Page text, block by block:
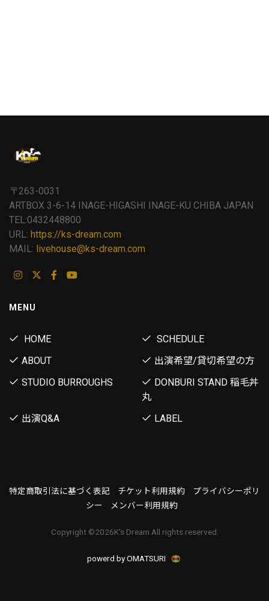
〒263-0031
ARTBOX 3-6-14 INAGE-HIGASHI INAGE-KU CHIBA JAPAN
TEL:0432448800
URL: https://ks-dream.com
MAIL: livehouse@ks-dream.com
MENU
HOME
SCHEDULE
ABOUT
出演希望/貸切希望の方
STUDIO BURROUGHS
DONBURI STAND 稲毛丼
丸
出演Q&A
LABEL
特定商取引法に基づく表記 チケット利用規約
プライバシーポリ
シー
メンバー利用規約
Copyright ©2026K's Dream All rights reserved.
powerd by OMATSURI